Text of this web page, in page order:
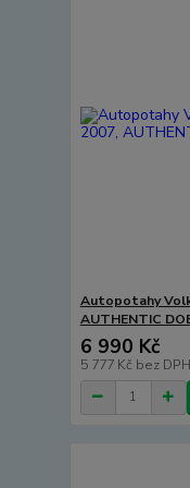
Autopotahy
AUTHENTIC
6 990 Kč
5 777 Kč bez DPH